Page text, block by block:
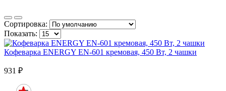
Сортировка:
Показать:
Кофеварка ENERGY EN-601 кремовая, 450 Вт, 2 чашки
931 ₽